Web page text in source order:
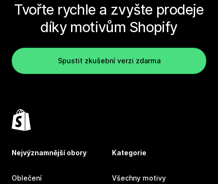
Tvořte rychle a zvyšte prodeje
díky motivům Shopify
Spustit zkušební verzi zdarma
Nejvýznamnější obory
Oblečení
Kategorie
Všechny motivy